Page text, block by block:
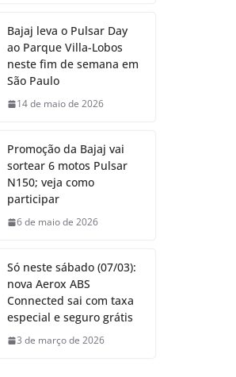
Bajaj leva o Pulsar Day
ao Parque Villa-Lobos
neste fim de semana em
São Paulo
14 de maio de 2026
Promoção da Bajaj vai
sortear 6 motos Pulsar
N150; veja como
participar
6 de maio de 2026
Só neste sábado (07/03):
nova Aerox ABS
Connected sai com taxa
especial e seguro grátis
3 de março de 2026